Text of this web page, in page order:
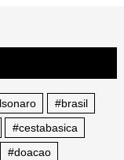
#brasil
#cestabasica
#doacao